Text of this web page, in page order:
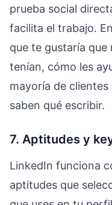
prueba social
facilita el trabajo.
que te gustaría
tenían, cómo les
mayoría de
saben qué escribir.
7. Aptitudes y
LinkedIn funciona
aptitudes que